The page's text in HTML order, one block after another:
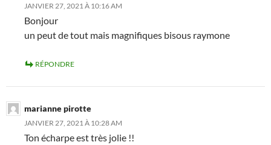
JANVIER 27, 2021 À 10:16 AM
Bonjour
un peut de tout mais magnifiques bisous raymone
RÉPONDRE
marianne pirotte
JANVIER 27, 2021 À 10:28 AM
Ton écharpe est très jolie !!